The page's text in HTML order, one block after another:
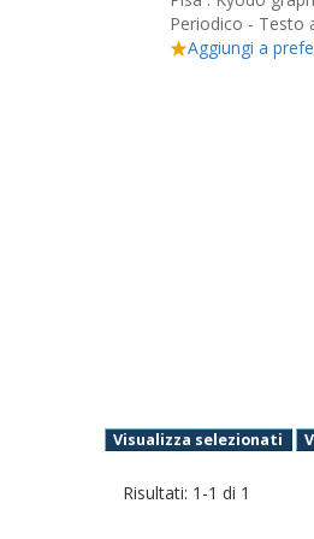
Periodico - Testo
Aggiungi a
Visualizza selezionati
Risultati: 1 -1 di 1